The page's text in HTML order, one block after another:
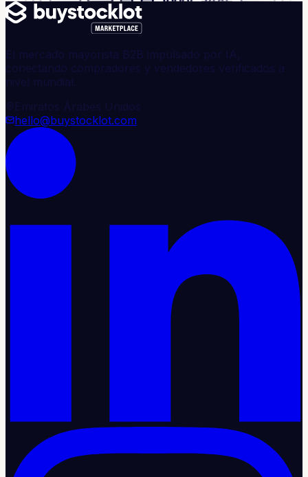
El mercado mayorista B2B impulsado por IA,
conectando compradores y vendedores verificados a
nivel mundial.
Emiratos Árabes Unidos
hello@buystocklot.com